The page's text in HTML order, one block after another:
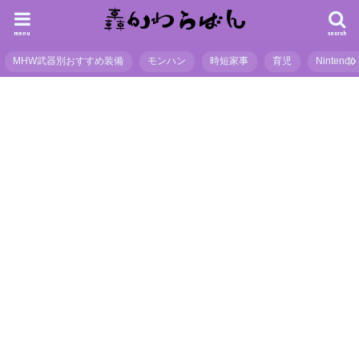
search
menu
MHW武器別おすすめ装備 モンハン 時短家事 育児 Nintendo